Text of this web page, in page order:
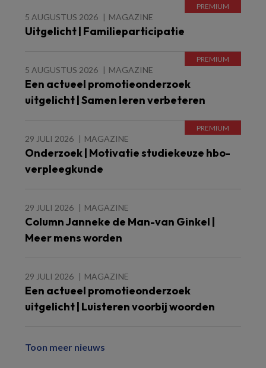
5 AUGUSTUS 2026 MAGAZINE
Uitgelicht | Familieparticipatie
5 AUGUSTUS 2026 MAGAZINE
Een actueel promotieonderzoek
uitgelicht | Samen leren verbeteren
29 JULI 2026 MAGAZINE
Onderzoek | Motivatie studiekeuze hbo-
verpleegkunde
29 JULI 2026 MAGAZINE
Column Janneke de Man-van Ginkel |
Meer mens worden
29 JULI 2026 MAGAZINE
Een actueel promotieonderzoek
uitgelicht | Luisteren voorbij woorden
Toon meer nieuws